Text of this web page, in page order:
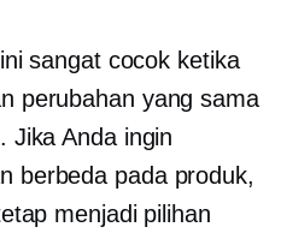
sangat cocok ketika
perubahan yang sama
Jika Anda ingin
berbeda pada produk,
menjadi pilihan